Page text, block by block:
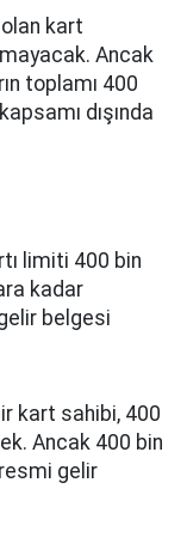
kart
Ancak
toplamı 400
dışında
limiti 400 bin
kadar
belgesi
kart sahibi, 400
Ancak 400 bin
gelir